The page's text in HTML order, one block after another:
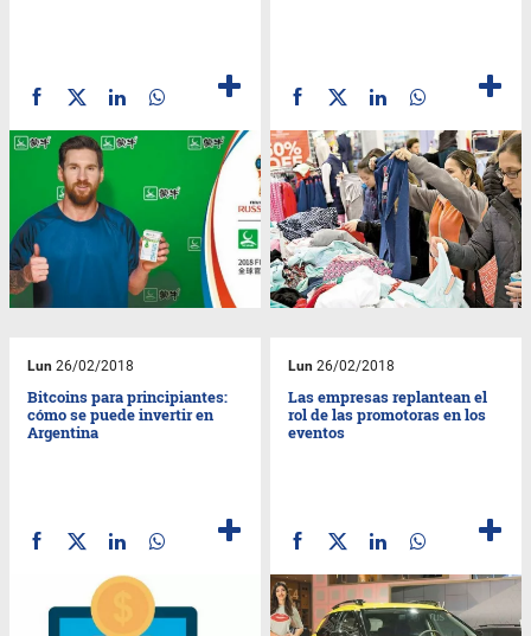
Lun 26/02/2018
Bitcoins para principiantes:
cómo se puede invertir en
Argentina
Lun 26/02/2018
Las empresas replantean el
rol de las promotoras en los
eventos